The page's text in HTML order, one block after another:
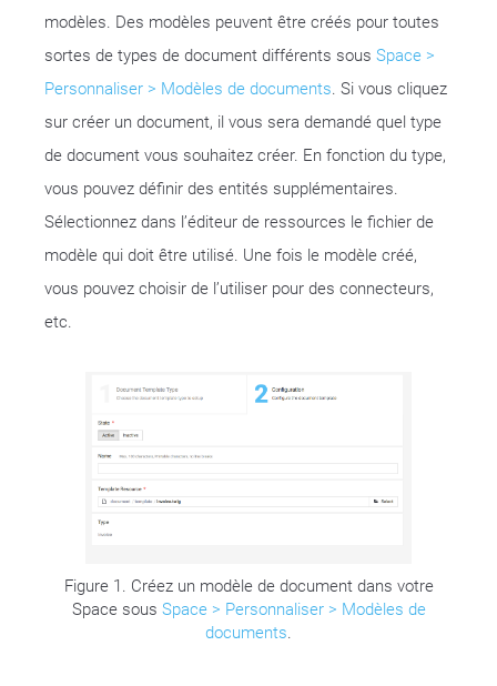
modèles. Des modèles peuvent être créés pour toutes
sortes de types de document différents sous Space >
Personnaliser > Modèles de documents. Si vous cliquez
sur créer un document, il vous sera demandé quel type
de document vous souhaitez créer. En fonction du type,
vous pouvez définir des entités supplémentaires.
Sélectionnez dans l’éditeur de ressources le fichier de
modèle qui doit être utilisé. Une fois le modèle créé,
vous pouvez choisir de l’utiliser pour des connecteurs,
etc.
Figure 1. Créez un modèle de document dans votre
Space sous Space > Personnaliser > Modèles de
documents.